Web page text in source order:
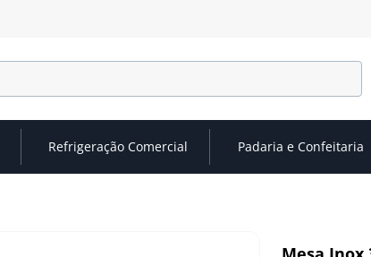
Refrigeração Comercial Padaria e Confeitaria